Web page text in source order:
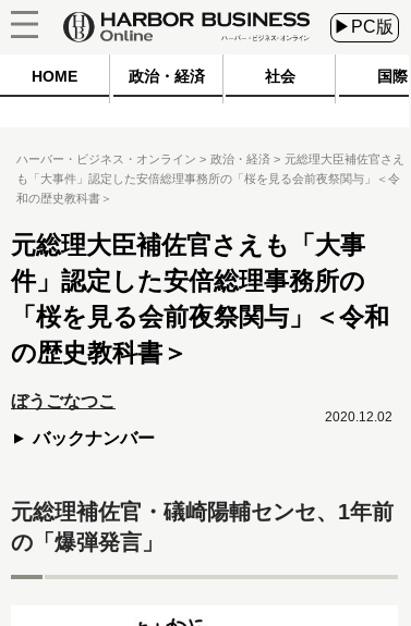
▶PC版
HOME 政治・経済 社会 国際
ハーバー・ビジネス・オンライン 政治・経済
元総理大臣補佐官さえ
も「大事件」認定した安倍総理事務所の「桜を見る会前夜祭関与」＜令
和の歴史教科書＞
元総理大臣補佐官さえも「大事
件」認定した安倍総理事務所の
「桜を見る会前夜祭関与」＜令和
の歴史教科書＞
ぼうごなつこ
バックナンバー
2020.12.02
元総理補佐官・礒崎陽輔センセ、1年前
の「爆弾発言」